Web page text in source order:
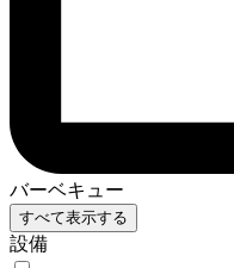
バーベキュー
すべて表示する
設備